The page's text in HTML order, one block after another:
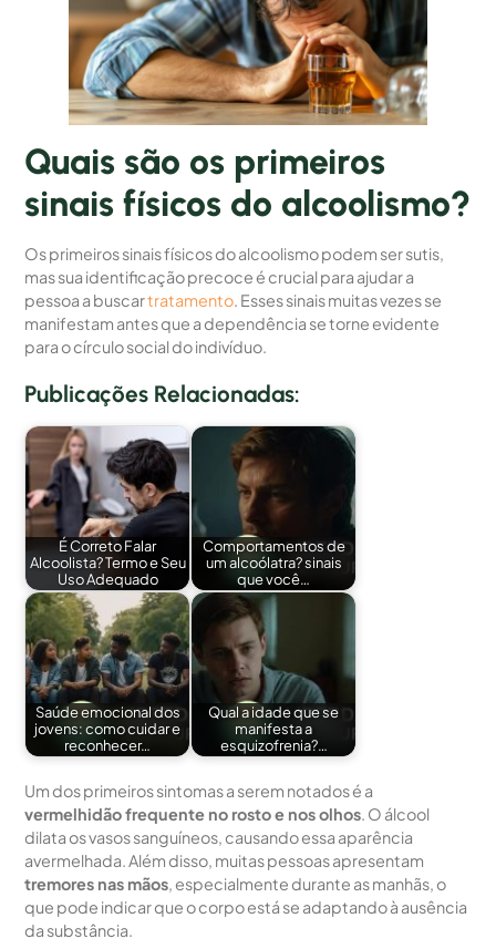
Quais são os primeiros
sinais físicos do alcoolismo?
Os primeiros sinais físicos do alcoolismo podem ser sutis,
mas sua identificação precoce é crucial para ajudar a
pessoa a buscartratamento. Esses sinais muitas vezes se
manifestam antes que a dependência se torne evidente
para o círculo social do indivíduo.
Publicações Relacionadas:
É Correto Falar
Alcoolista? Termo e Seu
Uso Adequado
Comportamentos de
um alcoólatra? sinais
que você…
Saúde emocional dos
jovens: como cuidar e
reconhecer…
Qual a idade que se
manifesta a
esquizofrenia?…
Um dos primeiros sintomas a serem notados é a
vermelhidão frequente no rosto e nos olhos. O álcool
dilata os vasos sanguíneos, causando essa aparência
avermelhada. Além disso, muitas pessoas apresentam
tremores nas mãos, especialmente durante as manhãs, o
que pode indicar que o corpo está se adaptando à ausência
da substância.